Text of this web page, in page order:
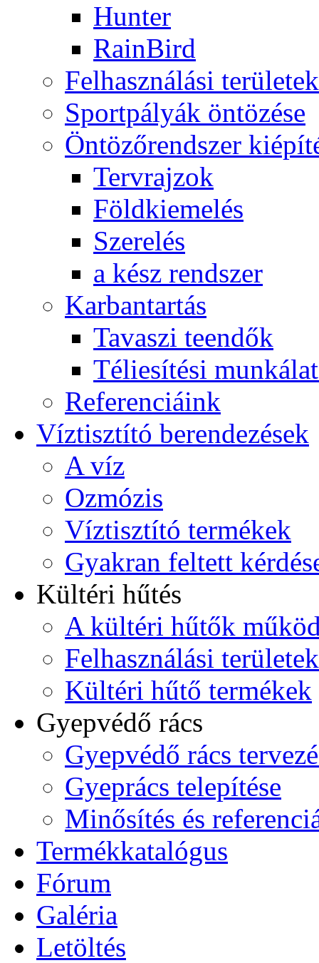
Hunter
RainBird
Felhasználási területek
Sportpályák öntözése
Öntözőrendszer
Tervrajzok
Földkiemelés
Szerelés
a kész rendszer
Karbantartás
Tavaszi teendők
Téliesítési
Referenciáink
Víztisztító berendezések
A víz
Ozmózis
Víztisztító termékek
Gyakran feltett
Kültéri hűtés
A kültéri hűtők
Felhasználási területek
Kültéri hűtő termékek
Gyepvédő rács
Gyepvédő rács
Gyeprács telepítése
Minősítés és
Termékkatalógus
Fórum
Galéria
Letöltés